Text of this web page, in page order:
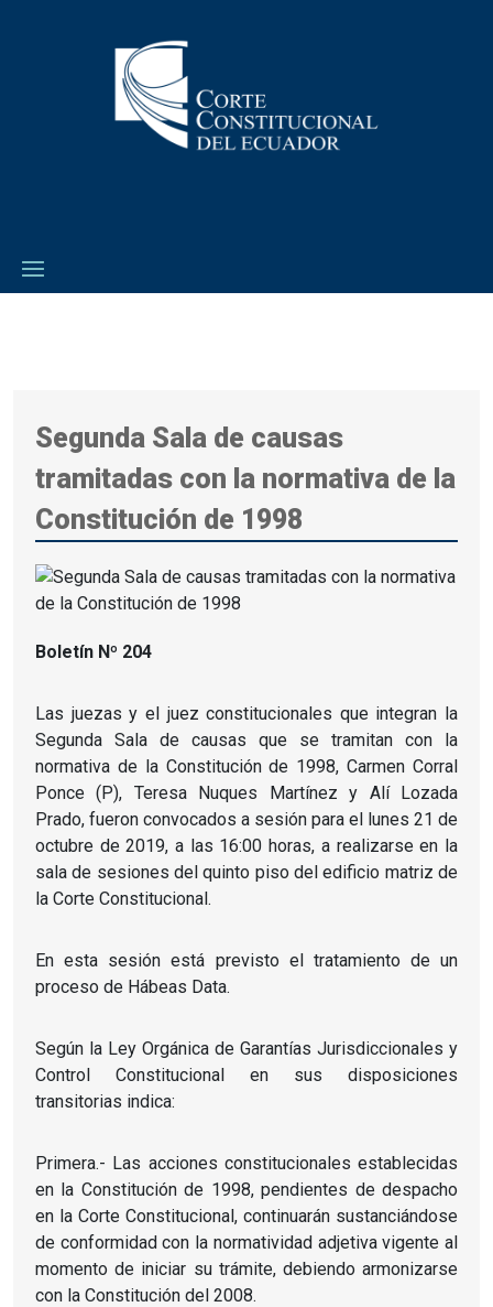
Segunda Sala de causas
tramitadas con la normativa de la
Constitución de 1998
Boletín Nº 204
Las juezas y el juez constitucionales que integran la
Segunda Sala de causas que se tramitan con la
normativa de la Constitución de 1998, Carmen Corral
Ponce (P), Teresa Nuques Martínez y Alí Lozada
Prado, fueron convocados a sesión para el lunes 21 de
octubre de 2019, a las 16:00 horas, a realizarse en la
sala de sesiones del quinto piso del edificio matriz de
la Corte Constitucional.
En esta sesión está previsto el tratamiento de un
proceso de Hábeas Data.
Según la Ley Orgánica de Garantías Jurisdiccionales y
Control Constitucional en sus disposiciones
transitorias indica:
Primera.- Las acciones constitucionales establecidas
en la Constitución de 1998, pendientes de despacho
en la Corte Constitucional, continuarán sustanciándose
de conformidad con la normatividad adjetiva vigente al
momento de iniciar su trámite, debiendo armonizarse
con la Constitución del 2008.